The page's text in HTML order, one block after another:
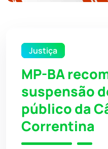
Justiça
MP-BA
suspensão
público da
Correntina